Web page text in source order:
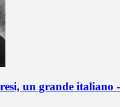
un grande italiano -